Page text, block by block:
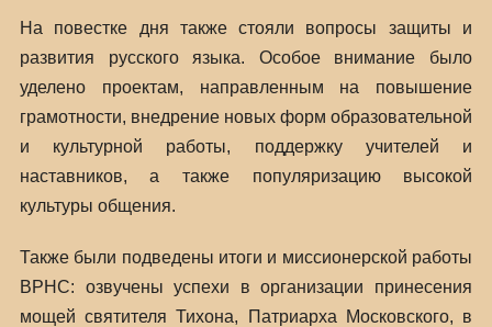
На повестке дня также стояли вопросы защиты и
развития русского языка. Особое внимание было
уделено проектам, направленным на повышение
грамотности, внедрение новых форм образовательной
и культурной работы, поддержку учителей и
наставников, а также популяризацию высокой
культуры общения.
Также были подведены итоги и миссионерской работы
ВРНС: озвучены успехи в организации принесения
мощей святителя Тихона, Патриарха Московского, в